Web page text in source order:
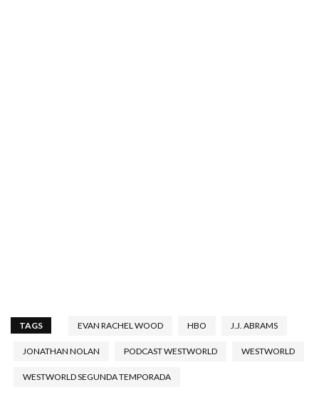
TAGS EVAN RACHEL WOOD HBO J.J. ABRAMS
JONATHAN NOLAN PODCAST WESTWORLD WESTWORLD
WESTWORLD SEGUNDA TEMPORADA